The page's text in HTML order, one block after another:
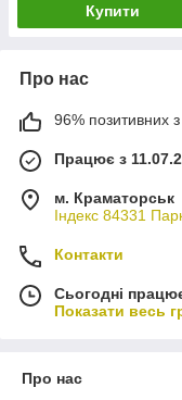
Купити
Про нас
96% позитивних з
Працює з
м. Краматорськ
Індекс 84331
Контакти
Сьогодні
Показати весь
Про нас